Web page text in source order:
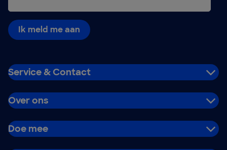
Ik meld me aan
Service & Contact
Over ons
Doe mee